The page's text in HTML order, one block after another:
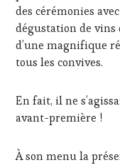
TV,
WEB
OENOTOURISME
PALETTE,
PARTENAIRES
TOURISME
PRODUCTEURS
TERROIR,
RESTAURATEUR,
des cérémonies
dégustation de
d’une magnifique
tous les convives.
En fait, il ne
avant-première !
À son menu la